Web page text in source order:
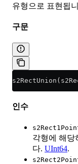
유형으로 표현됩
구문
인수
각형에 해당
다. UInt64.